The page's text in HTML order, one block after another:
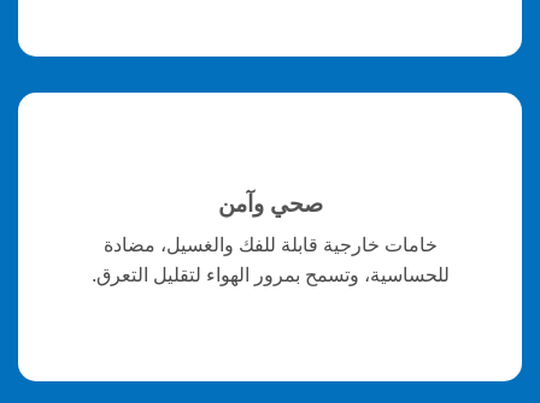
صحي وآمن
خامات خارجية قابلة للفك والغسيل، مضادة
للحساسية، وتسمح بمرور الهواء لتقليل التعرق.